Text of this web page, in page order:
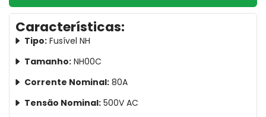
Características:
Tipo: Fusível NH
Tamanho: NH00C
Corrente Nominal: 80A
Tensão Nominal: 500V AC